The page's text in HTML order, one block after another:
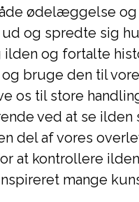
ødelæggelse
og spredte sig
og fortalte
bruge den til
os til store
ved at se ilden
del af vores
at kontrollere
mange